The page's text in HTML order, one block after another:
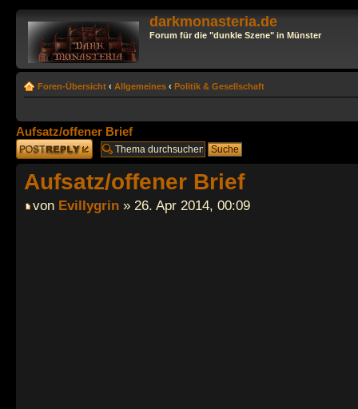
darkmonasteria.de
Forum für die "dunkle Szene" in Münster
Foren-Übersicht ‹ Allgemeines ‹ Politik & Gesellschaft
Aufsatz/offener Brief
Antwort erstellen
Aufsatz/offener Brief
von Evillygrin » 26. Apr 2014, 00:09